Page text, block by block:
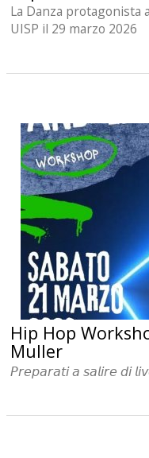
La Danza protagonista
UISP il 29 marzo 2026
Hip Hop
Muller
𝘗𝘳𝘦𝘱𝘢𝘳𝘢𝘵𝘪 𝘢 𝘴𝘢𝘭𝘪𝘳𝘦 𝘥𝘪